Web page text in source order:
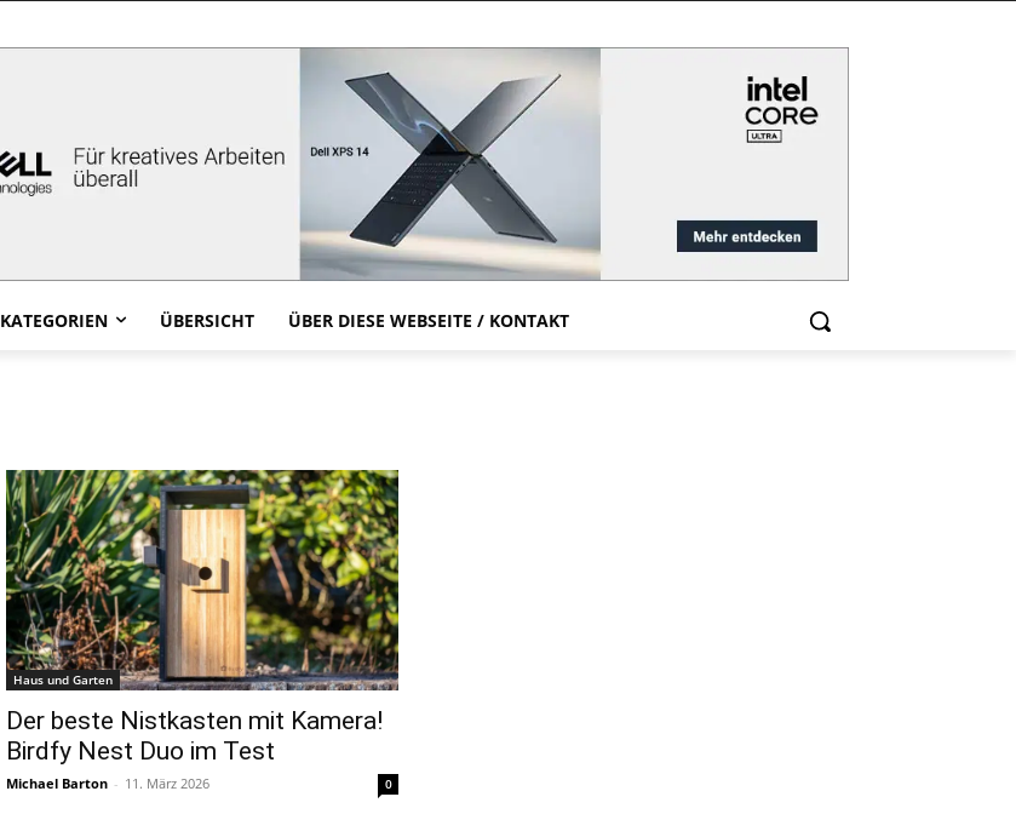
KATEGORIEN ÜBERSICHT ÜBER DIESE WEBSEITE / KONTAKT
Haus und Garten
Der beste Nistkasten mit Kamera!
Birdfy Nest Duo im Test
Michael Barton - 11. März 2026 0